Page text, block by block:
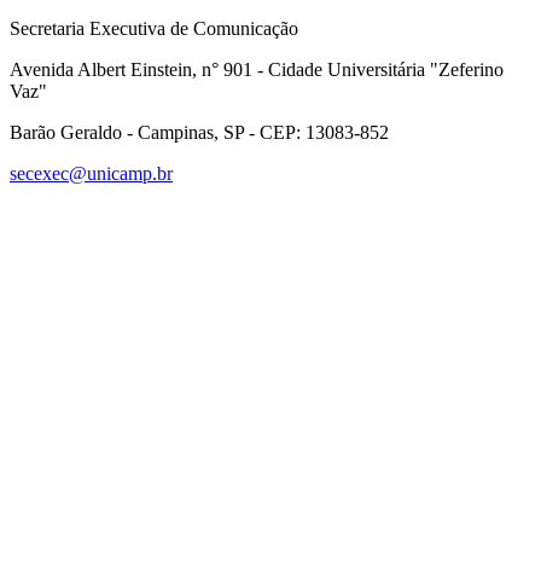
Secretaria Executiva de Comunicação
Avenida Albert Einstein, n° 901 - Cidade Universitária "Zeferino
Vaz"
Barão Geraldo - Campinas, SP - CEP: 13083-852
secexec@unicamp.br